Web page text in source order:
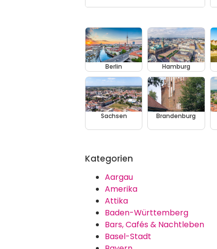
Berlin Hamburg
Sachsen Brandenburg
Kategorien
Aargau
Amerika
Attika
Baden-Württemberg
Bars, Cafés & Nachtleben
Basel-Stadt